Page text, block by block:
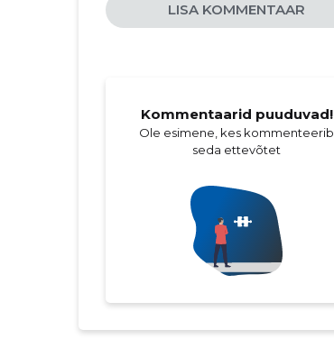
LISA KOMMENTAAR
Kommentaarid puuduvad!
Ole esimene, kes kommenteerib
seda ettevõtet